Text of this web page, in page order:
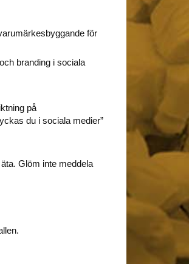
för
branding i sociala
på
du i sociala medier”
Glöm inte meddela